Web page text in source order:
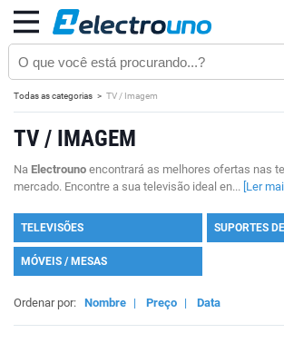
Todas as categorias TV / Imagem
TV / IMAGEM
Na Electrouno encontrará as melhores ofertas nas
mercado. Encontre a sua televisão ideal en... [Ler
TELEVISÕES SUPORTES
MÓVEIS / MESAS
Ordenar por: Nombre | Preço | Data